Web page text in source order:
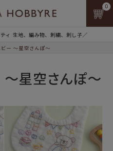
ィ 生地、編み物、刺繍、刺し子／
0
ー ～星空さんぽ～
～星空さんぽ～